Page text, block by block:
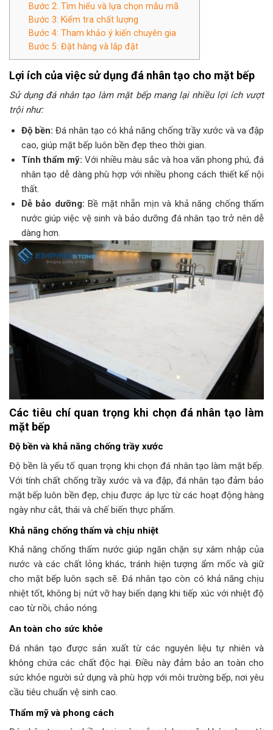
Bước 2: Tìm hiểu và lựa chọn mẫu mã
Bước 3: Kiểm tra chất lượng
Bước 4: Tham khảo ý kiến chuyên gia
Bước 5: Đặt hàng và lắp đặt
Lợi ích của việc sử dụng đá nhân tạo cho mặt bếp
Sử dụng đá nhân tạo làm mặt bếp mang lại nhiều lợi ích vượt
trội như:
Độ bền: Đá nhân tạo có khả năng chống trầy xước và va đập
cao, giúp mặt bếp luôn bền đẹp theo thời gian.
Tính thẩm mỹ: Với nhiều màu sắc và hoa văn phong phú, đá
nhân tạo dễ dàng phù hợp với nhiều phong cách thiết kế nội
thất.
Dễ bảo dưỡng: Bề mặt nhẵn mịn và khả năng chống thấm
nước giúp việc vệ sinh và bảo dưỡng đá nhân tạo trở nên dễ
dàng hơn.
Các tiêu chí quan trọng khi chọn đá nhân tạo làm
mặt bếp
Độ bền và khả năng chống trầy xước
Độ bền là yếu tố quan trọng khi chọn đá nhân tạo làm mặt bếp.
Với tính chất chống trầy xước và va đập, đá nhân tạo đảm bảo
mặt bếp luôn bền đẹp, chịu được áp lực từ các hoạt động hàng
ngày như cắt, thái và chế biến thực phẩm.
Khả năng chống thấm và chịu nhiệt
Khả năng chống thấm nước giúp ngăn chặn sự xâm nhập của
nước và các chất lỏng khác, tránh hiện tượng ẩm mốc và giữ
cho mặt bếp luôn sạch sẽ. Đá nhân tạo còn có khả năng chịu
nhiệt tốt, không bị nứt vỡ hay biến dạng khi tiếp xúc với nhiệt độ
cao từ nồi, chảo nóng.
An toàn cho sức khỏe
Đá nhân tạo được sản xuất từ các nguyên liệu tự nhiên và
không chứa các chất độc hại. Điều này đảm bảo an toàn cho
sức khỏe người sử dụng và phù hợp với môi trường bếp, nơi yêu
cầu tiêu chuẩn vệ sinh cao.
Thẩm mỹ và phong cách